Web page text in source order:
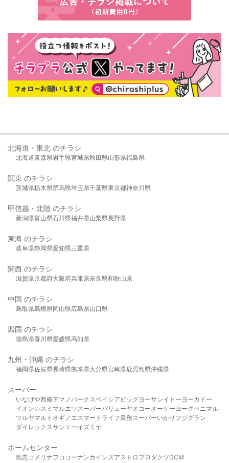
北海道・東北 のチラシ
北海道青森県岩手県宮城県秋田県山形県福島県
関東 のチラシ
茨城県栃木県群馬県埼玉県千葉県東京都神奈川県
甲信越・北陸 のチラシ
新潟県富山県石川県福井県山梨県長野県
東海 のチラシ
岐阜県静岡県愛知県三重県
関西 のチラシ
滋賀県京都府大阪府兵庫県奈良県和歌山県
中国 のチラシ
鳥取県島根県岡山県広島県山口県
四国 のチラシ
徳島県香川県愛媛県高知県
九州・沖縄 のチラシ
福岡県佐賀県長崎県熊本県大分県宮崎県鹿児島県沖縄県
スーパー
いなげや西條アマノパークスベイシア ビッグヨーサンイトーヨーカドー
イオンカスミ マルエツスーパーバリューヤオコーオーケー ヨークベニマル
ツルヤマルト オギノ エスマート ライフ業務スーパーいかり フジグラン
ダイレックスサンエーイズミヤ
ホームセンター
島忠 コメリ ナフコ コーナンカインズアストロプロダクツDCM